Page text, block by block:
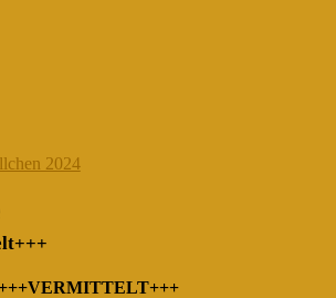
2024